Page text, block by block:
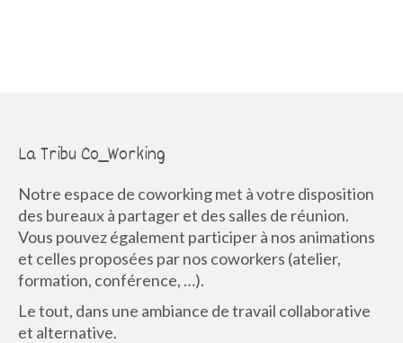
La Tribu Co_Working
Notre espace de coworking met à votre disposition
des bureaux à partager et des salles de réunion.
Vous pouvez également participer à nos animations
et celles proposées par nos coworkers (atelier,
formation, conférence, …).
Le tout, dans une ambiance de travail collaborative
et alternative.